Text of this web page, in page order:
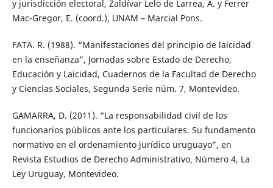
y jurisdicción electoral, Zaldívar Lelo de Larrea, A. y Ferrer
Mac-Gregor, E. (coord.), UNAM – Marcial Pons.
FATA. R. (1988). “Manifestaciones del principio de laicidad
en la enseñanza”, Jornadas sobre Estado de Derecho,
Educación y Laicidad, Cuadernos de la Facultad de Derecho
y Ciencias Sociales, Segunda Serie núm. 7, Montevideo.
GAMARRA, D. (2011). “La responsabilidad civil de los
funcionarios públicos ante los particulares. Su fundamento
normativo en el ordenamiento jurídico uruguayo”, en
Revista Estudios de Derecho Administrativo, Número 4, La
Ley Uruguay, Montevideo.